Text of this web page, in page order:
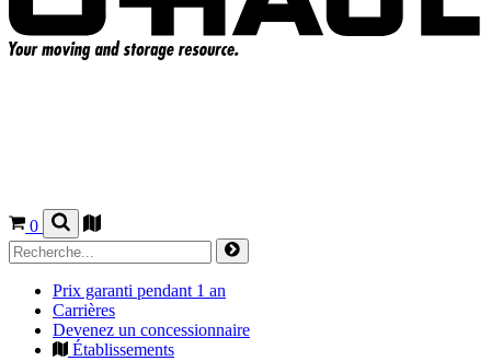
0
Prix garanti pendant 1 an
Carrières
Devenez un concessionnaire
Établissements